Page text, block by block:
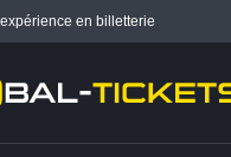
en billetterie